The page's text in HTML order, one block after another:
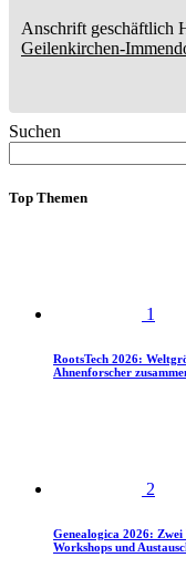
Anschrift geschäftlich
Geilenkirchen-
Suchen
Top Themen
1
RootsTech 2026:
Ahnenforscher
2
Genealogica 2026:
Workshops und